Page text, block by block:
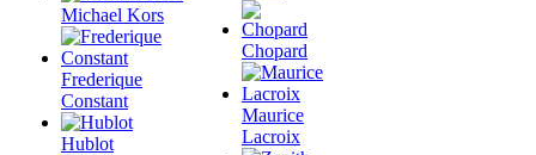
Michael Kors
Frederique
Constant
Hublot
Chopard
Maurice
Lacroix